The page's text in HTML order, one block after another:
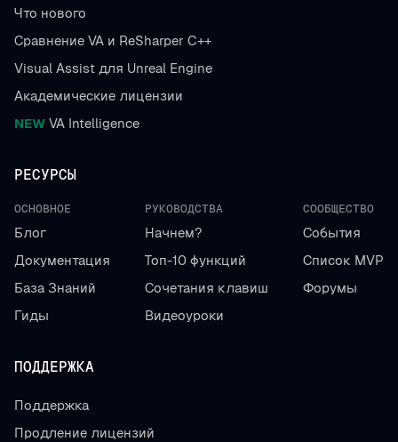
Что нового
Сравнение VA и ReSharper C++
Visual Assist для Unreal Engine
Академические лицензии
NEW VA Intelligence
РЕСУРСЫ
ОСНОВНОЕ
Блог
Документация
База Знаний
Гиды
РУКОВОДСТВА
Начнем?
Топ-10 функций
Сочетания клавиш
Видеоуроки
СООБЩЕСТВО
События
Список MVP
Форумы
ПОДДЕРЖКА
Поддержка
Продление лицензий